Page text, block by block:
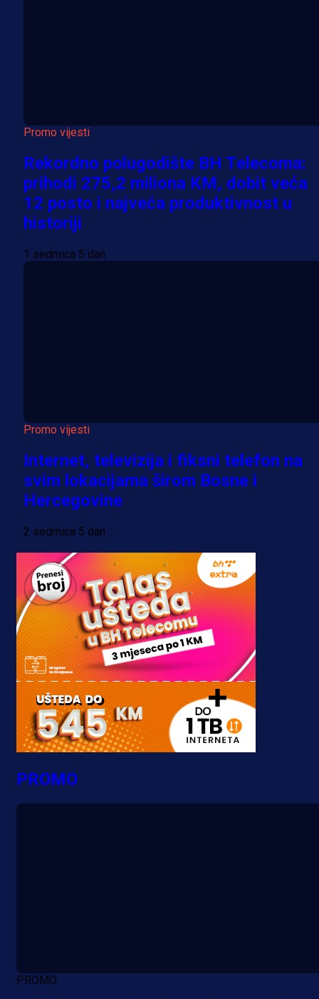
Promo vijesti
Rekordno polugodište BH Telecoma:
prihodi 275,2 miliona KM, dobit veća
12 posto i najveća produktivnost u
historiji
1 sedmica 5 dan
Promo vijesti
Internet, televizija i fiksni telefon na
svim lokacijama širom Bosne i
Hercegovine
2 sedmica 5 dan
PROMO
PROMO